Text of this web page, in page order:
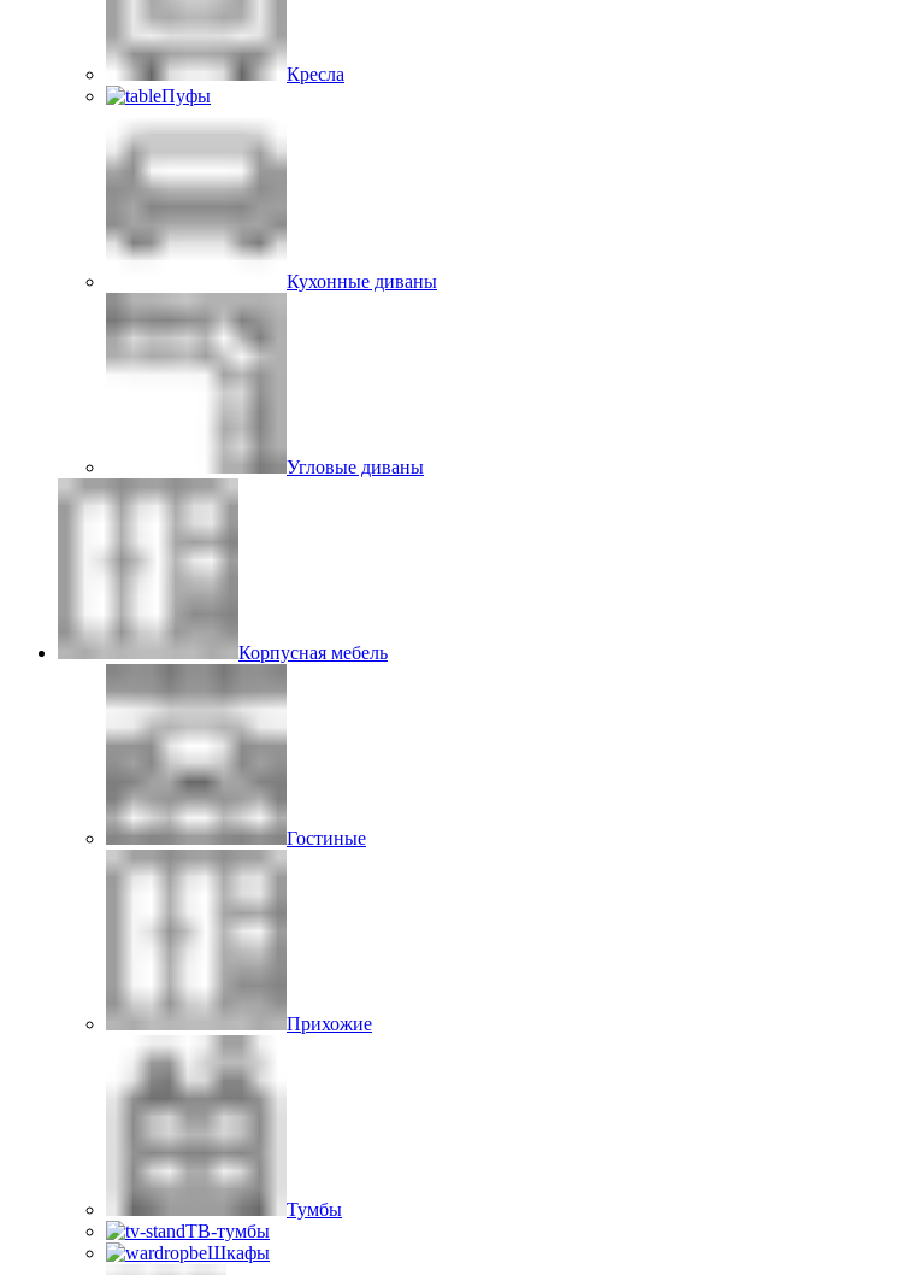
Кресла
Пуфы
Кухонные диваны
Угловые диваны
Корпусная мебель
Гостиные
Прихожие
Тумбы
ТВ-тумбы
Шкафы